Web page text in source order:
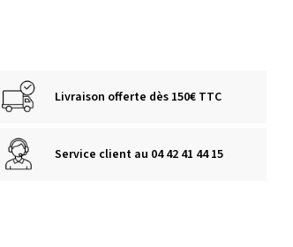
Livraison offerte dès 150€ TTC
Service client au 04 42 41 44 15